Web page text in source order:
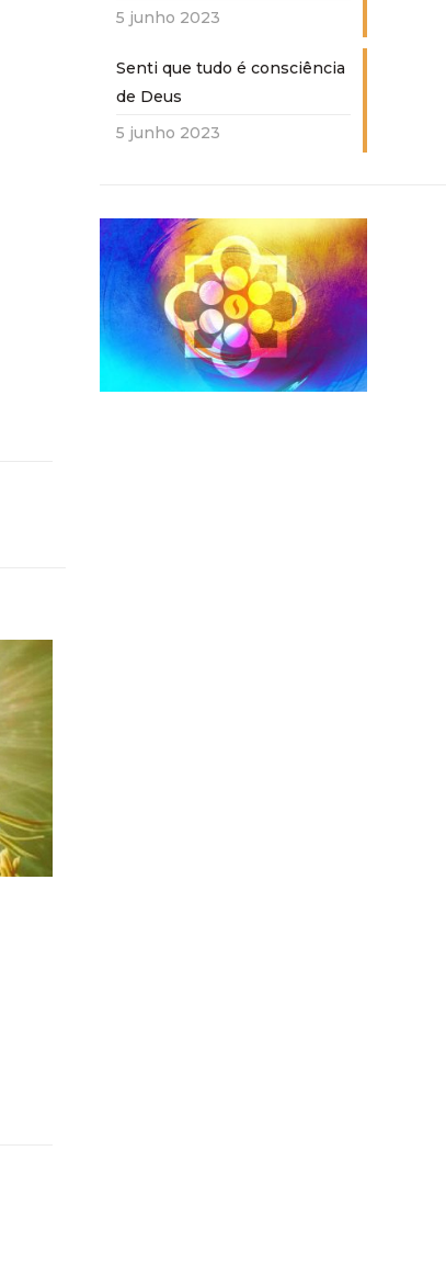
5 junho 2023
Senti que tudo é consciência
de Deus
5 junho 2023